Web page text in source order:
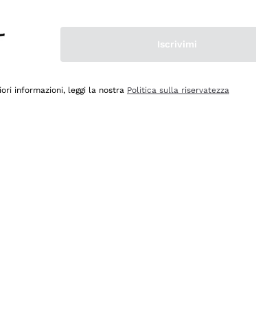
consiglio! 👍
Iscrivimi
informazioni, leggi la nostra Politica sulla riservatezza